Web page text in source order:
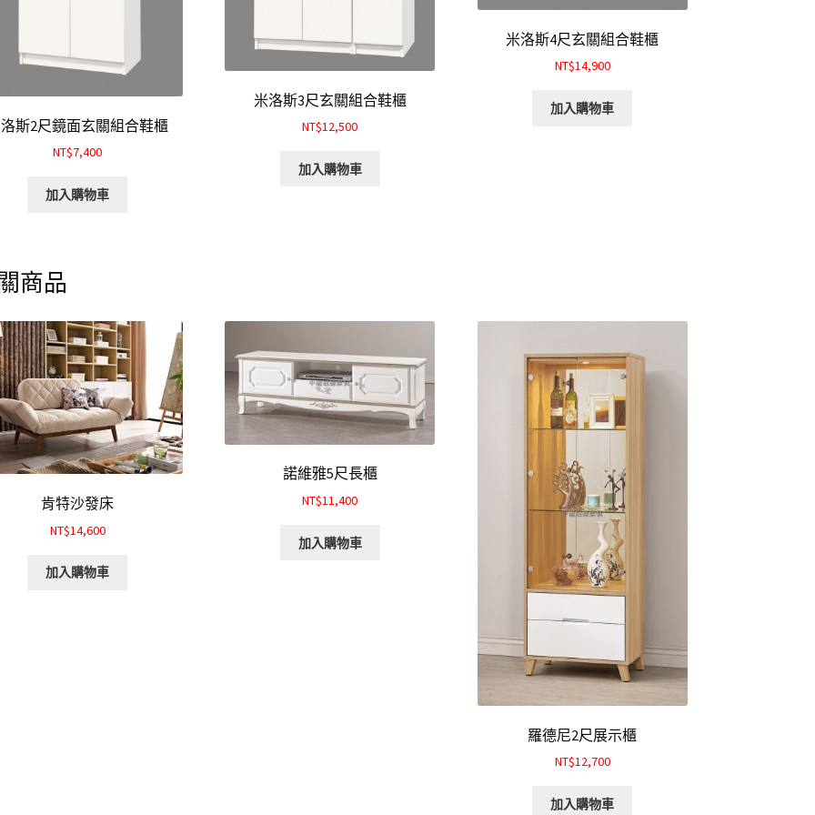
斯2尺鏡面玄關組合鞋櫃
NT$7,400
加入購物車
米洛斯3尺玄關組合鞋櫃
NT$12,500
加入購物車
米洛斯4尺玄關組合鞋櫃
NT$14,900
加入購物車
商品
肯特沙發床
NT$14,600
加入購物車
諾維雅5尺長櫃
NT$11,400
加入購物車
羅德尼2尺展示櫃
NT$12,700
加入購物車